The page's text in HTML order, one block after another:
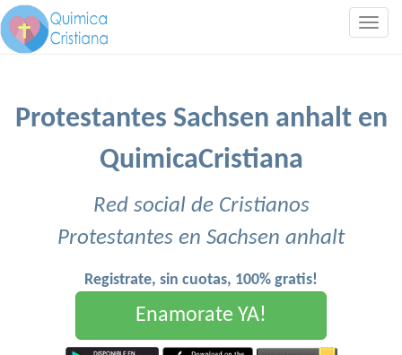
Protestantes Sachsen anhalt en
QuimicaCristiana
Red social de Cristianos
Protestantes en Sachsen anhalt
Registrate, sin cuotas, 100% gratis!
Enamorate YA!